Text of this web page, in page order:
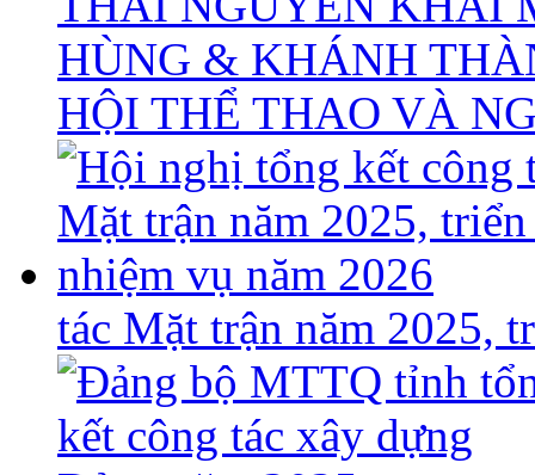
HÙNG & KHÁNH
HỘI THỂ THAO VÀ
tác Mặt trận năm 2025,